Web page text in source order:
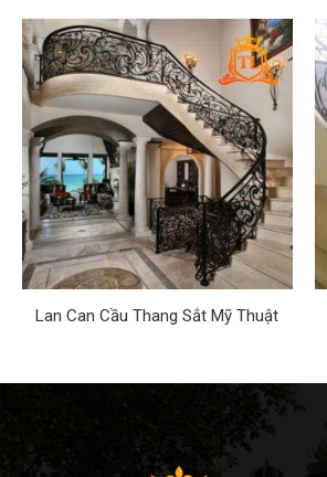
Lan Can Cầu Thang Sắt Mỹ Thuật